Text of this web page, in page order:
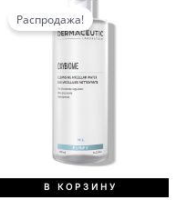
Распродажа!
В КОРЗИНУ